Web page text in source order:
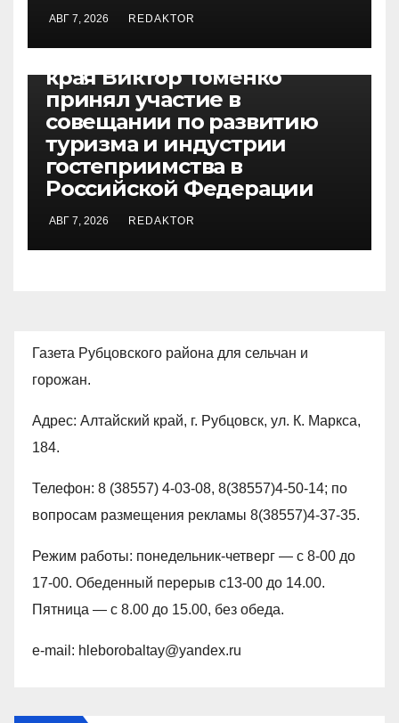
АВГ 7, 2026 REDAKTOR
Губернатор Алтайского
края Виктор Томенко
принял участие в
совещании по развитию
туризма и индустрии
гостеприимства в
Российской Федерации
АВГ 7, 2026 REDAKTOR
Газета Рубцовского района для сельчан и
горожан.
Адрес: Алтайский край, г. Рубцовск, ул. К. Маркса,
184.
Телефон: 8 (38557) 4-03-08, 8(38557)4-50-14; по
вопросам размещения рекламы 8(38557)4-37-35.
Режим работы: понедельник-четверг — с 8-00 до
17-00. Обеденный перерыв с13-00 до 14.00.
Пятница — с 8.00 до 15.00, без обеда.
e-mail: hleborobaltay@yandex.ru